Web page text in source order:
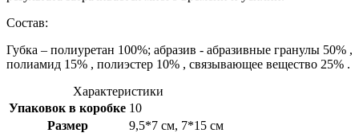
Состав:
Губка – полиуретан 100%; абразив - абразивные гранулы 50% ,
полиамид 15% , полиэстер 10% , связывающее вещество 25% .
Характеристики
Упаковок в коробке 10
Размер
9,5*7 см, 7*15 см